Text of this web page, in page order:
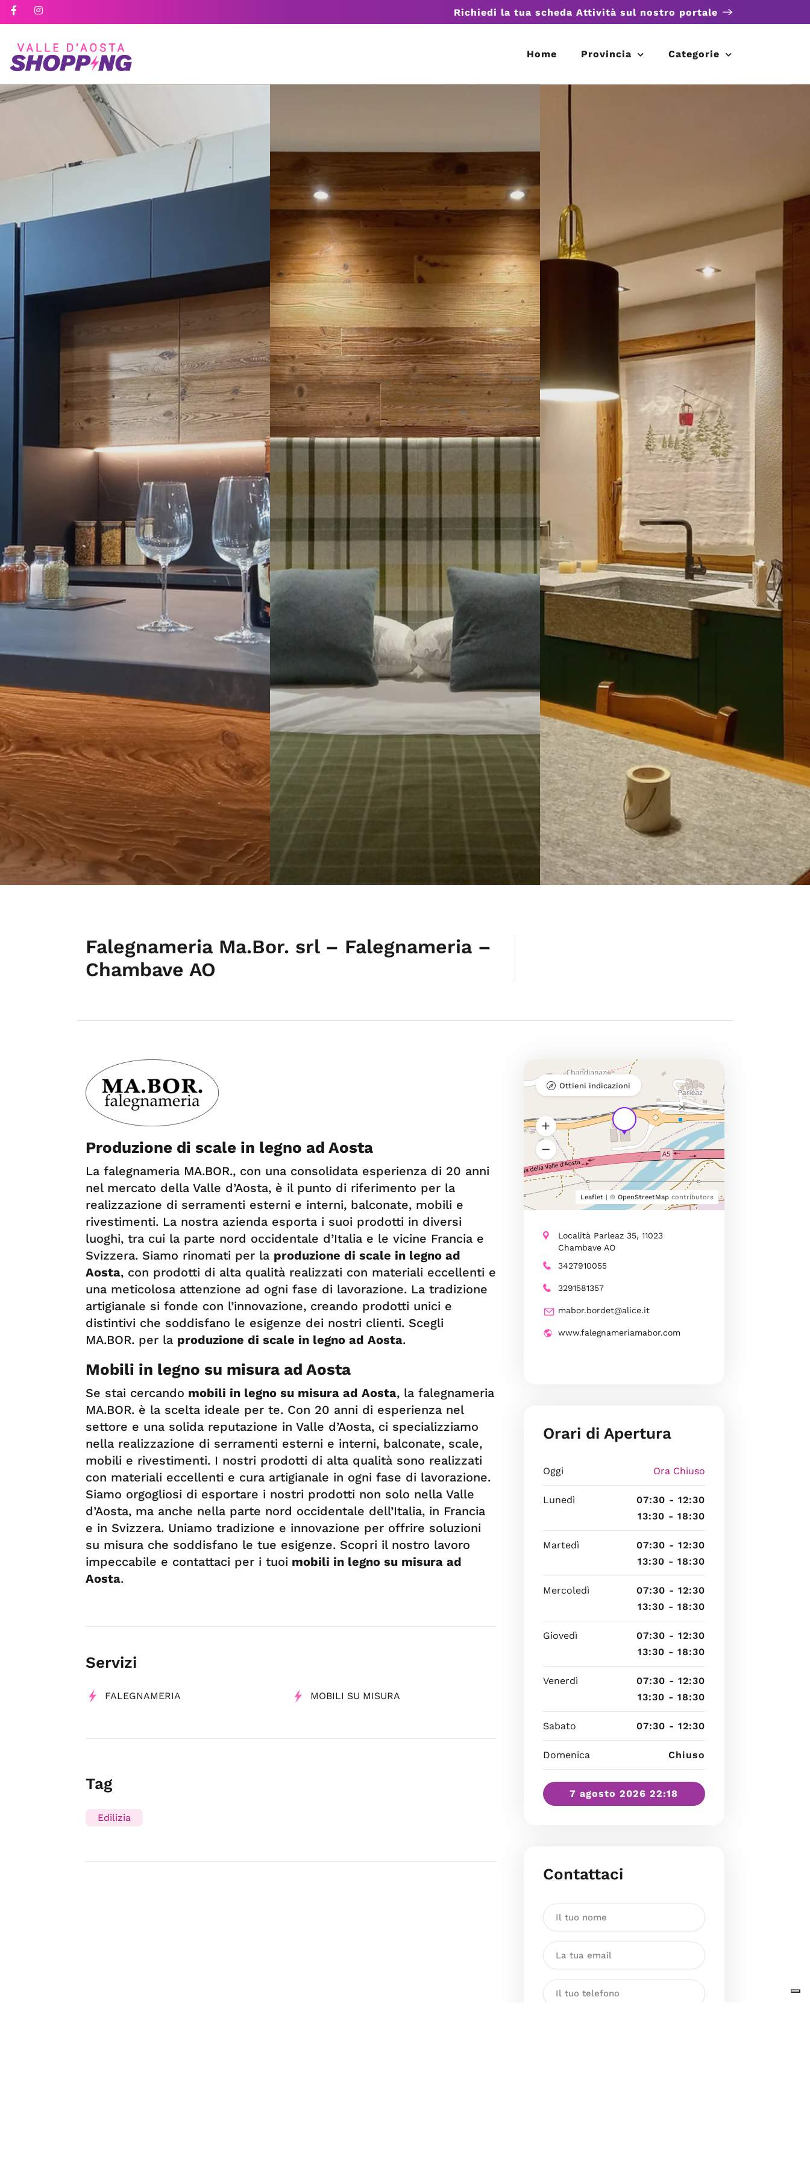
Richiedi la tua scheda Attività sul nostro portale
Home Provincia Categorie
Falegnameria Ma.Bor. srl – Falegnameria –
Chambave AO
Produzione di scale in legno ad Aosta
La falegnameria MA.BOR., con una consolidata esperienza di 20 anni
nel mercato della Valle d’Aosta, è il punto di riferimento per la
realizzazione di serramenti esterni e interni, balconate, mobili e
rivestimenti. La nostra azienda esporta i suoi prodotti in diversi
luoghi, tra cui la parte nord occidentale d’Italia e le vicine Francia e
Svizzera. Siamo rinomati per la produzione di scale in legno ad
Aosta, con prodotti di alta qualità realizzati con materiali eccellenti e
una meticolosa attenzione ad ogni fase di lavorazione. La tradizione
artigianale si fonde con l’innovazione, creando prodotti unici e
distintivi che soddisfano le esigenze dei nostri clienti. Scegli
MA.BOR. per la produzione di scale in legno ad Aosta.
Mobili in legno su misura ad Aosta
Se stai cercando mobili in legno su misura ad Aosta, la falegnameria
MA.BOR. è la scelta ideale per te. Con 20 anni di esperienza nel
settore e una solida reputazione in Valle d’Aosta, ci specializziamo
nella realizzazione di serramenti esterni e interni, balconate, scale,
mobili e rivestimenti. I nostri prodotti di alta qualità sono realizzati
con materiali eccellenti e cura artigianale in ogni fase di lavorazione.
Siamo orgogliosi di esportare i nostri prodotti non solo nella Valle
d’Aosta, ma anche nella parte nord occidentale dell’Italia, in Francia
e in Svizzera. Uniamo tradizione e innovazione per offrire soluzioni
su misura che soddisfano le tue esigenze. Scopri il nostro lavoro
impeccabile e contattaci per i tuoi mobili in legno su misura ad
Aosta.
Servizi
FALEGNAMERIA MOBILI SU MISURA
Tag
Edilizia
Leaflet| © OpenStreetMapcontributors
Ottieni indicazioni
Località Parleaz 35, 11023
Chambave AO
3427910055
3291581357
mabor.bordet@alice.it
www.falegnameriamabor.com
Orari di Apertura
Oggi Ora Chiuso
Lunedì
07:30 - 12:30
13:30 - 18:30
Martedì
07:30 - 12:30
13:30 - 18:30
Mercoledì
07:30 - 12:30
13:30 - 18:30
Giovedì
07:30 - 12:30
13:30 - 18:30
Venerdì
07:30 - 12:30
13:30 - 18:30
Sabato 07:30 - 12:30
Domenica Chiuso
7 agosto 2026 22:18
Contattaci